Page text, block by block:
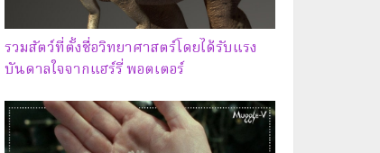
รวมสัตว์ที่ตั้งชื่อวิทยาศาสตร์โดยได้รับแรง
บันดาลใจจากแฮร์รี่ พอตเตอร์